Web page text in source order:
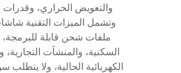
والتعويض الحراري، وقدرات
وتشمل الميزات التقنية
ملفات شحن قابلة
السكنية، والمنشآت
الكهربائية الحالية، ولا